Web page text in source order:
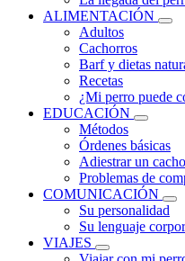
ALIMENTACIÓN
Adultos
Cachorros
Barf y dietas
Recetas
¿Mi perro puede
EDUCACIÓN
Métodos
Órdenes básicas
Adiestrar un
Problemas de
COMUNICACIÓN
Su personalidad
Su lenguaje
VIAJES